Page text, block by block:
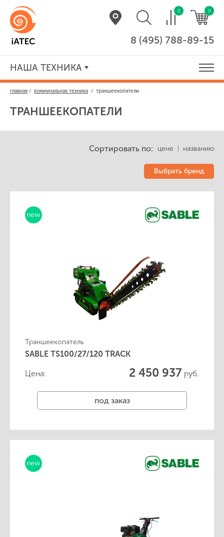
0 0
8 (495) 788-89-15
НАША ТЕХНИКА
главная / коммунальная техника / траншеекопатели
ТРАНШЕЕКОПАТЕЛИ
Сортировать по: цене названию
Выбрать бренд
new
Траншеекопатель
SABLE TS100/27/120 TRACK
Цена: 2 450 937 руб.
под заказ
new